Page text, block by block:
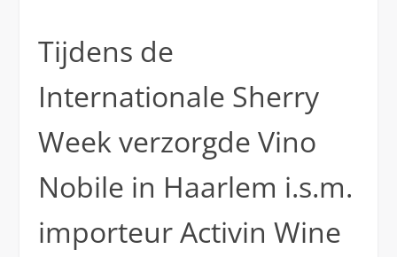
Tijdens de
Internationale Sherry
Week verzorgde Vino
Nobile in Haarlem i.s.m.
importeur Activin Wine